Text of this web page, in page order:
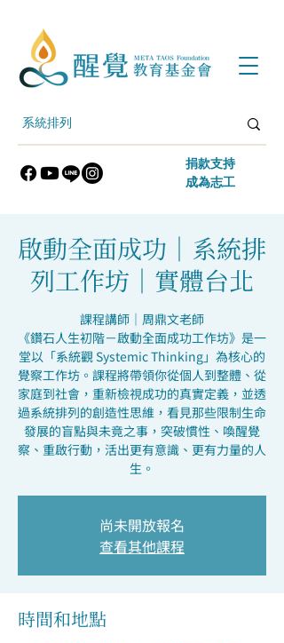
​捐款支持
​成為志工
啟動全面成功｜系統排
列工作坊｜實體台北
課程講師｜周鼎文老師
《鑽石人生初階－啟動全面成功工作坊》是一
堂以「系統觀 Systemic Thinking」為核心的
覺察工作坊。課程將帶領你從個人到整體、從
家庭到社會，重新檢視成功的真實定義，並透
過系統排列的創造性思維，看見那些限制生命
發展的盲點與未竟之事，突破慣性、喚醒覺
察、重啟行動，活出更有意識、更有力量的人
生。
尚未開放報名
查看其他課程
時間和地點